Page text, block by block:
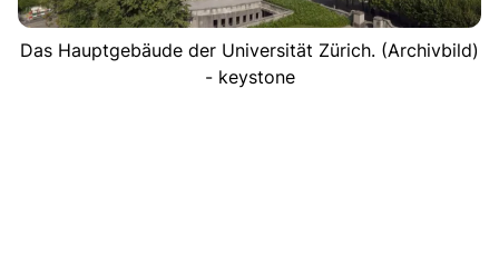
Das Hauptgebäude der Universität Zürich. (Archivbild)
- keystone